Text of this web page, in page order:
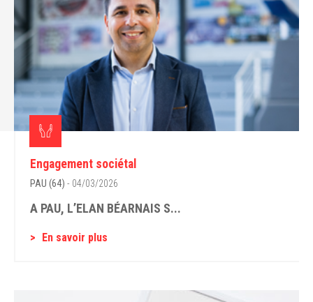
Engagement sociétal
PAU (64) - 04/03/2026
A PAU, L’ELAN BÉARNAIS S...
En savoir plus